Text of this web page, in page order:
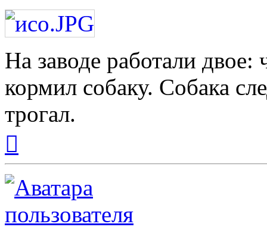
На заводе работали двое:
кормил собаку. Собака
трогал.
началу